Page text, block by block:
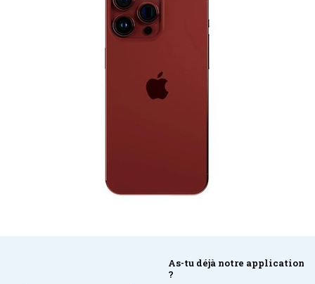
As-tu déjà notre application
?